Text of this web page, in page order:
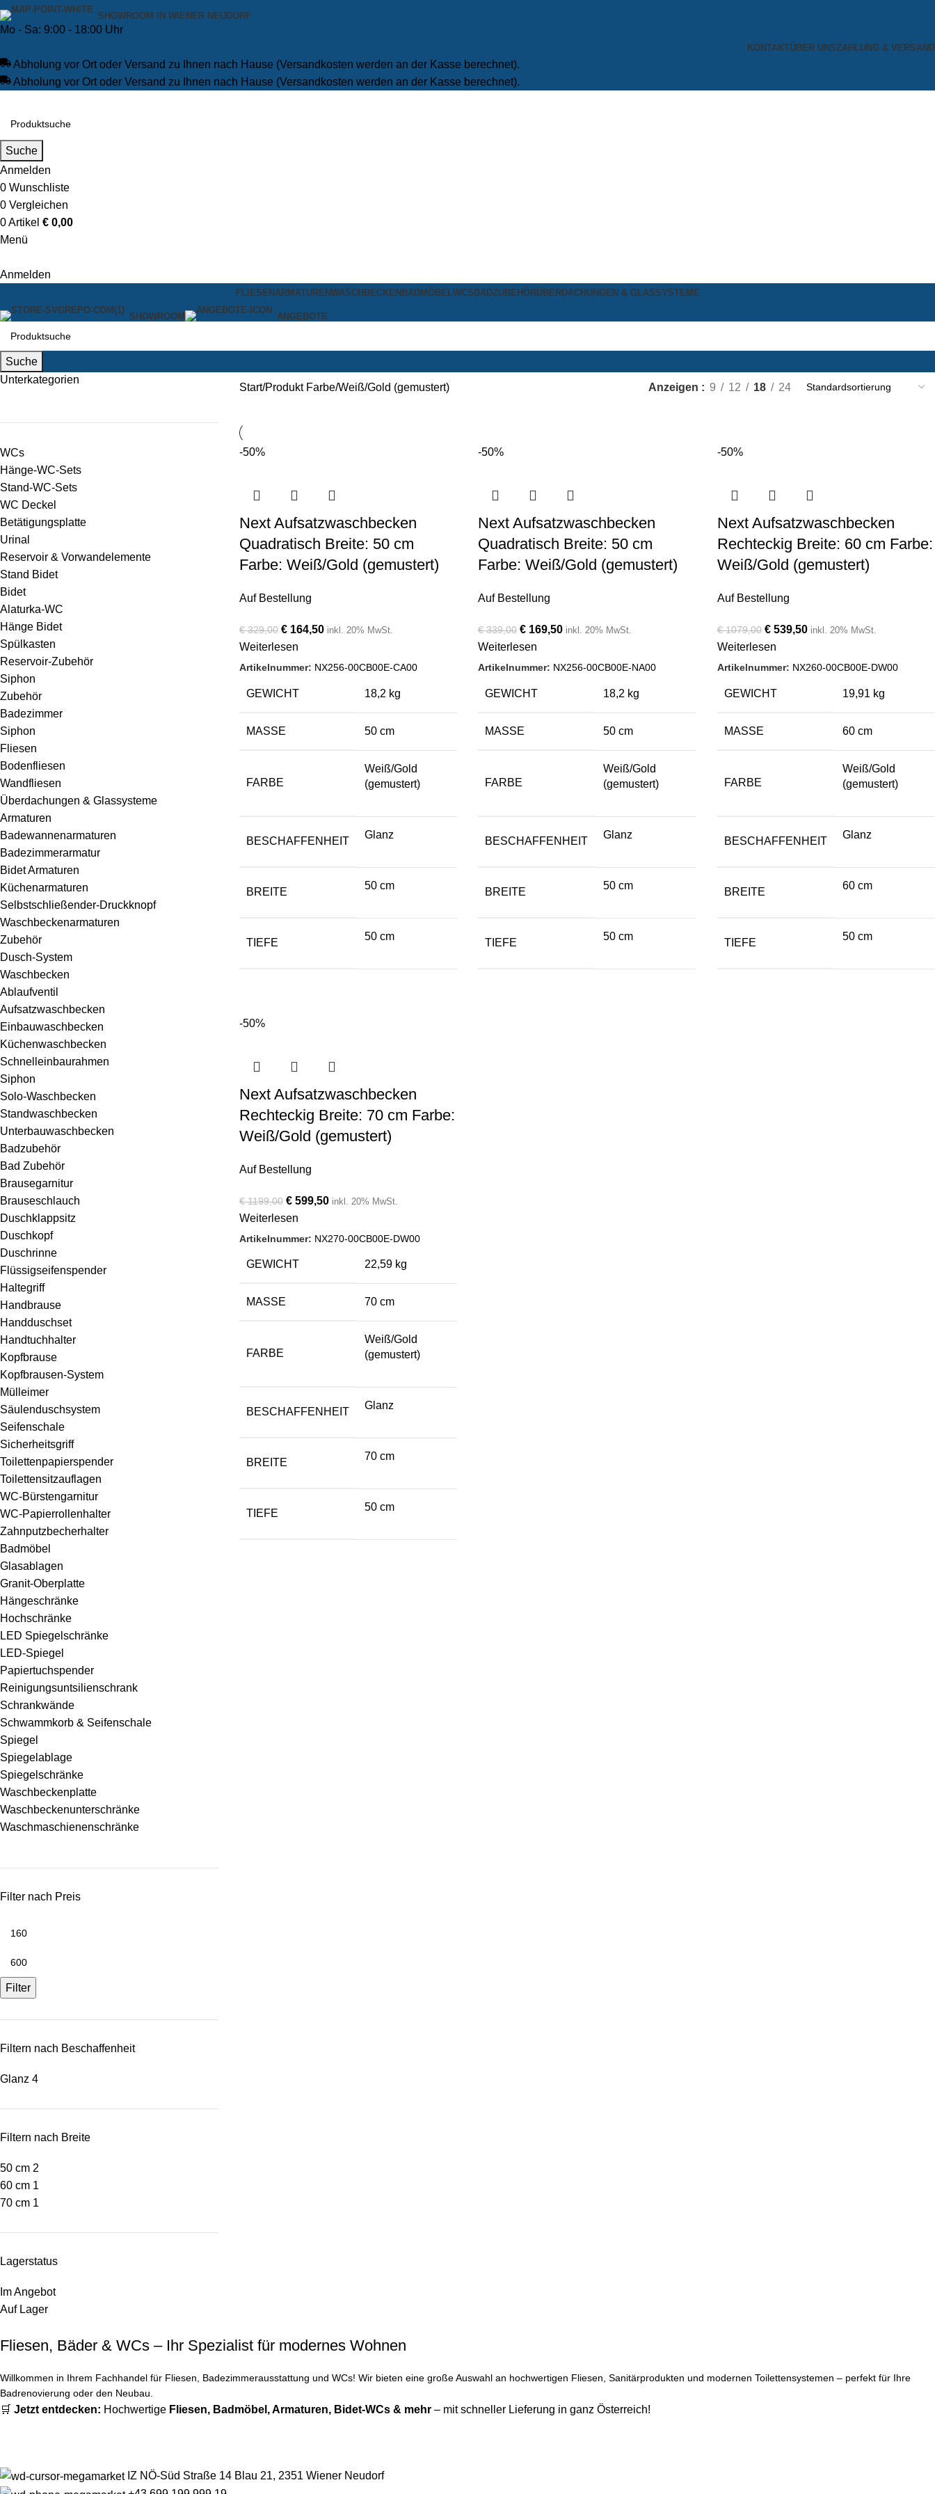
SHOWROOM IN WIENER NEUDORF
Mo - Sa: 9:00 - 18:00 Uhr
KONTAKTÜBER UNSZAHLUNG & VERSAND
Abholung vor Ort oder Versand zu Ihnen nach Hause (Versandkosten werden an der Kasse berechnet).
Abholung vor Ort oder Versand zu Ihnen nach Hause (Versandkosten werden an der Kasse berechnet).
Suche
Anmelden
0 Wunschliste
0 Vergleichen
0Artikel € 0,00
Menü
Anmelden
FLIESENARMATURENWASCHBECKEN BADMÖBELWCS BADZUBEHÖRÜBERDACHUNGEN & GLASSYSTEME
SHOWROOM ANGEBOTE
Suche
Unterkategorien
WCs
Hänge-WC-Sets
Stand-WC-Sets
WC Deckel
Betätigungsplatte
Urinal
Reservoir & Vorwandelemente
Stand Bidet
Bidet
Alaturka-WC
Hänge Bidet
Spülkasten
Reservoir-Zubehör
Siphon
Zubehör
Badezimmer
Siphon
Fliesen
Bodenfliesen
Wandfliesen
Überdachungen & Glassysteme
Armaturen
Badewannenarmaturen
Badezimmerarmatur
Bidet Armaturen
Küchenarmaturen
Selbstschließender-Druckknopf
Waschbeckenarmaturen
Zubehör
Dusch-System
Waschbecken
Ablaufventil
Aufsatzwaschbecken
Einbauwaschbecken
Küchenwaschbecken
Schnelleinbaurahmen
Siphon
Solo-Waschbecken
Standwaschbecken
Unterbauwaschbecken
Badzubehör
Bad Zubehör
Brausegarnitur
Brauseschlauch
Duschklappsitz
Duschkopf
Duschrinne
Flüssigseifenspender
Haltegriff
Handbrause
Handduschset
Handtuchhalter
Kopfbrause
Kopfbrausen-System
Mülleimer
Säulenduschsystem
Seifenschale
Sicherheitsgriff
Toilettenpapierspender
Toilettensitzauflagen
WC-Bürstengarnitur
WC-Papierrollenhalter
Zahnputzbecherhalter
Badmöbel
Glasablagen
Granit-Oberplatte
Hängeschränke
Hochschränke
LED Spiegelschränke
LED-Spiegel
Papiertuchspender
Reinigungsuntsilienschrank
Schrankwände
Schwammkorb & Seifenschale
Spiegel
Spiegelablage
Spiegelschränke
Waschbeckenplatte
Waschbeckenunterschränke
Waschmaschienenschränke
Filter nach Preis
Filter
Filtern nach Beschaffenheit
Glanz 4
Filtern nach Breite
50 cm 2
60 cm 1
70 cm 1
Lagerstatus
Im Angebot
Auf Lager
Start Produkt Farbe Weiß/Gold (gemustert) Anzeigen 9 12 18 24
-50%
Next Aufsatzwaschbecken
Quadratisch Breite: 50 cm
Farbe: Weiß/Gold (gemustert)
Auf Bestellung
€329,00 €164,50 inkl. 20% MwSt.
Weiterlesen
Artikelnummer: NX256-00CB00E-CA00
GEWICHT 18,2 kg
MASSE 50 cm
FARBE
Weiß/Gold
(gemustert)
BESCHAFFENHEIT
Glanz
BREITE
50 cm
TIEFE
50 cm
-50%
Next Aufsatzwaschbecken
Quadratisch Breite: 50 cm
Farbe: Weiß/Gold (gemustert)
Auf Bestellung
€339,00 € 169,50 inkl. 20% MwSt.
Weiterlesen
Artikelnummer: NX256-00CB00E-NA00
GEWICHT 18,2 kg
MASSE 50 cm
FARBE
Weiß/Gold
(gemustert)
BESCHAFFENHEIT
Glanz
BREITE
50 cm
TIEFE
50 cm
-50%
Next Aufsatzwaschbecken
Rechteckig Breite: 60 cm Farbe:
Weiß/Gold (gemustert)
Auf Bestellung
€1079,00 €539,50 inkl. 20% MwSt.
Weiterlesen
Artikelnummer: NX260-00CB00E-DW00
GEWICHT 19,91 kg
MASSE 60 cm
FARBE
Weiß/Gold
(gemustert)
BESCHAFFENHEIT
Glanz
BREITE
60 cm
TIEFE
50 cm
-50%
Next Aufsatzwaschbecken
Rechteckig Breite: 70 cm Farbe:
Weiß/Gold (gemustert)
Auf Bestellung
€1199,00 €599,50 inkl. 20% MwSt.
Weiterlesen
Artikelnummer: NX270-00CB00E-DW00
GEWICHT 22,59 kg
MASSE 70 cm
FARBE
Weiß/Gold
(gemustert)
BESCHAFFENHEIT
Glanz
BREITE
70 cm
TIEFE
50 cm
Fliesen, Bäder & WCs – Ihr Spezialist für modernes Wohnen
Willkommen in Ihrem Fachhandel für Fliesen, Badezimmerausstattung und WCs! Wir bieten eine große Auswahl an hochwertigen Fliesen, Sanitärprodukten und modernen Toilettensystemen – perfekt für Ihre
Badrenovierung oder den Neubau.
🛒 Jetzt entdecken: Hochwertige Fliesen, Badmöbel ,Armaturen, Bidet-WCs & mehr – mit schneller Lieferung in ganz Österreich!
IZ NÖ-Süd Straße 14 Blau 21, 2351 Wiener Neudorf